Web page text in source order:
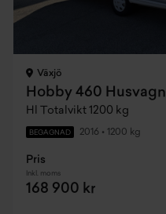
Växjö
Hobby 460 Husvagn
Hl Totalvikt 1200 kg
BEGAGNAD 2016 • 1200 kg
Pris
Inkl. moms
168 900 kr